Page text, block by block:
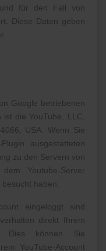
für den Fall von
Diese Daten geben
Google betriebenen
die YouTube, LLC,
USA. Wenn Sie
ausgestatteten
zu den Servern von
Youtube-Server
haben.
eingeloggt sind
direkt Ihrem
Dies können Sie
YouTube-Account